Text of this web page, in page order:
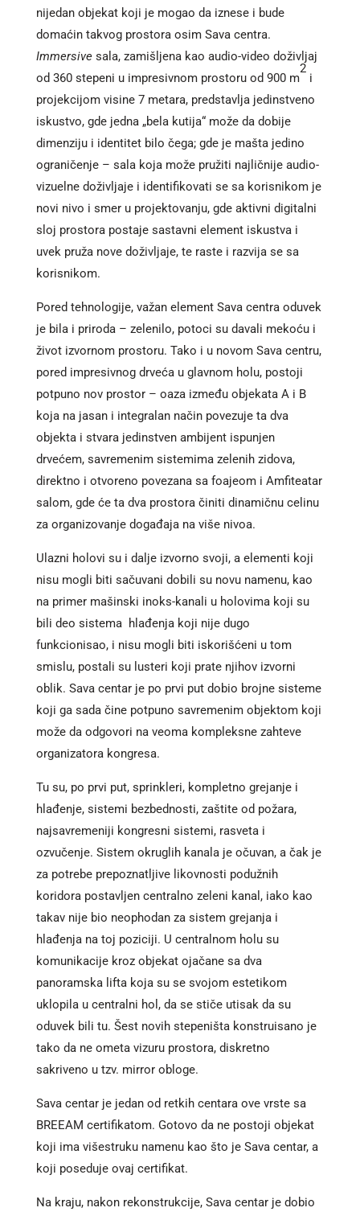
nijedan objekat koji je mogao da iznese i bude
domaćin takvog prostora osim Sava centra.
Immersivesala, zamišljena kao audio-video doživljaj
od 360 stepeni u impresivnom prostoru od 900 m
2
i
projekcijom visine 7 metara, predstavlja jedinstveno
iskustvo, gde jedna „bela kutija“ može da dobije
dimenziju i identitet bilo čega; gde je mašta jedino
ograničenje – sala koja može pružiti najličnije audio-
vizuelne doživljaje i identifikovati se sa korisnikom je
novi nivo i smer u projektovanju, gde aktivni digitalni
sloj prostora postaje sastavni element iskustva i
uvek pruža nove doživljaje, te raste i razvija se sa
korisnikom.
Pored tehnologije, važan element Sava centra oduvek
je bila i priroda – zelenilo, potoci su davali mekoću i
život izvornom prostoru. Tako i u novom Sava centru,
pored impresivnog drveća u glavnom holu, postoji
potpuno nov prostor – oaza između objekata A i B
koja na jasan i integralan način povezuje ta dva
objekta i stvara jedinstven ambijent ispunjen
drvećem, savremenim sistemima zelenih zidova,
direktno i otvoreno povezana sa foajeom i Amfiteatar
salom, gde će ta dva prostora činiti dinamičnu celinu
za organizovanje događaja na više nivoa.
Ulazni holovi su i dalje izvorno svoji, a elementi koji
nisu mogli biti sačuvani dobili su novu namenu, kao
na primer mašinski inoks-kanali u holovima koji su
bili deo sistema hlađenja koji nije dugo
funkcionisao, i nisu mogli biti iskorišćeni u tom
smislu, postali su lusteri koji prate njihov izvorni
oblik. Sava centar je po prvi put dobio brojne sisteme
koji ga sada čine potpuno savremenim objektom koji
može da odgovori na veoma kompleksne zahteve
organizatora kongresa.
Tu su, po prvi put, sprinkleri, kompletno grejanje i
hlađenje, sistemi bezbednosti, zaštite od požara,
najsavremeniji kongresni sistemi, rasveta i
ozvučenje. Sistem okruglih kanala je očuvan, a čak je
za potrebe prepoznatljive likovnosti podužnih
koridora postavljen centralno zeleni kanal, iako kao
takav nije bio neophodan za sistem grejanja i
hlađenja na toj poziciji. U centralnom holu su
komunikacije kroz objekat ojačane sa dva
panoramska lifta koja su se svojom estetikom
uklopila u centralni hol, da se stiče utisak da su
oduvek bili tu. Šest novih stepeništa konstruisano je
tako da ne ometa vizuru prostora, diskretno
sakriveno u tzv. mirror obloge.
Sava centar je jedan od retkih centara ove vrste sa
BREEAM certifikatom. Gotovo da ne postoji objekat
koji ima višestruku namenu kao što je Sava centar, a
koji poseduje ovaj certifikat.
Na kraju, nakon rekonstrukcije, Sava centar je dobio